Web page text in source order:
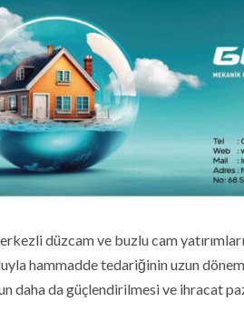
düzcam ve buzlu cam
hammadde tedariğinin uzun
daha da güçlendirilmesi ve ihracat